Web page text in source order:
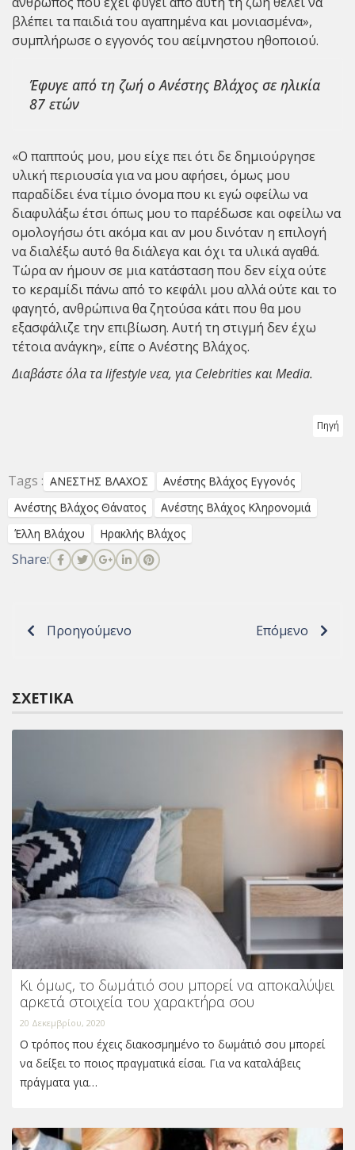
βλέπει τα παιδιά του αγαπημένα και μονιασμένα»,
συμπλήρωσε ο εγγονός του αείμνηστου ηθοποιού.
Έφυγε από τη ζωή ο Ανέστης Βλάχος σε ηλικία
87 ετών
«Ο παππούς μου, μου είχε πει ότι δε δημιούργησε
υλική περιουσία για να μου αφήσει, όμως μου
παραδίδει ένα τίμιο όνομα που κι εγώ οφείλω να
διαφυλάξω έτσι όπως μου το παρέδωσε και οφείλω να
ομολογήσω ότι ακόμα και αν μου δινόταν η επιλογή
να διαλέξω αυτό θα διάλεγα και όχι τα υλικά αγαθά.
Τώρα αν ήμουν σε μια κατάσταση που δεν είχα ούτε
το κεραμίδι πάνω από το κεφάλι μου αλλά ούτε και το
φαγητό, ανθρώπινα θα ζητούσα κάτι που θα μου
εξασφάλιζε την επιβίωση. Αυτή τη στιγμή δεν έχω
τέτοια ανάγκη», είπε ο Ανέστης Βλάχος.
Διαβάστε όλα ταlifestyle νεα, για Celebritiesκαι Media.
Πηγή
Tags : ΑΝΕΣΤΗΣ ΒΛΑΧΟΣ
Ανέστης Βλάχος Εγγονός
Ανέστης Βλάχος Θάνατος
Ανέστης Βλάχος Κληρονομιά
Έλλη Βλάχου
Ηρακλής Βλάχος
Share:
Προηγούμενο Επόμενο
ΣΧΕΤΙΚΆ
Κι όμως, το δωμάτιό σου μπορεί να αποκαλύψει
αρκετά στοιχεία του χαρακτήρα σου
20 Δεκεμβρίου, 2020
Ο τρόπος που έχεις διακοσμημένο το δωμάτιό σου μπορεί
να δείξει το ποιος πραγματικά είσαι. Για να καταλάβεις
πράγματα για…